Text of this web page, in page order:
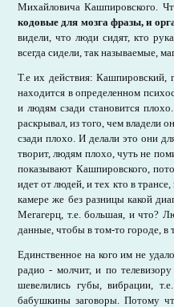
Михайловича Кашпировского.
кодовые для мозга фразы, и
видели, что люди сидят, кто
всегда сидели, так называемые,
Т.е их действия: Кашпировский,
находится в определенном
и людям сзади становится
раскрывал, из того, чем владели
сзади плохо. И делали это они
творит, людям плохо, чуть не
показывают Кашпировского,
идет от людей, и тех кто в
камере же без разницы какой
Мегагерц, т.е. большая, и что?
данные, чтобы в том-то городе, в
Единственное на кого им не
радио - молчит, и по
шевелились губы, вибрации,
бабушкины заговоры. Потому